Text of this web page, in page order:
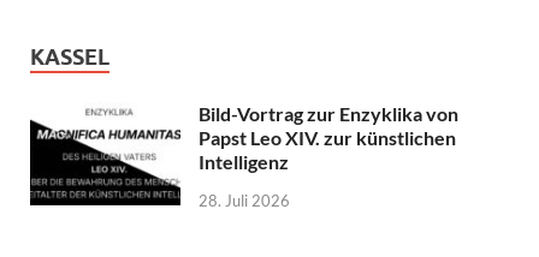
KASSEL
Bild-Vortrag zur Enzyklika von
Papst Leo XIV. zur künstlichen
Intelligenz
28. Juli 2026